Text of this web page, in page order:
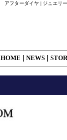
アフターダイヤ | ジュエリ
HOME NEWS